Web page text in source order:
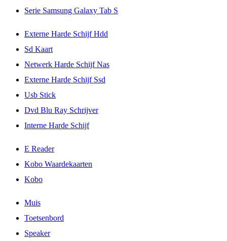
Serie Samsung Galaxy Tab S
Externe Harde Schijf Hdd
Sd Kaart
Netwerk Harde Schijf Nas
Externe Harde Schijf Ssd
Usb Stick
Dvd Blu Ray Schrijver
Interne Harde Schijf
E Reader
Kobo Waardekaarten
Kobo
Muis
Toetsenbord
Speaker